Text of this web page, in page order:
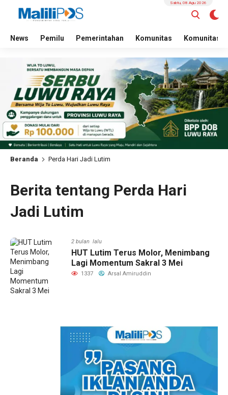
News Pemilu Pemerintahan Komunitas Komunitas
Sabtu, 08 Agu 2026
Beranda Perda Hari Jadi Lutim
Berita tentang Perda Hari
Jadi Lutim
2 bulan lalu
HUT Lutim Terus Molor, Menimbang
Lagi Momentum Sakral 3 Mei
1337 Arsal Amiruddin